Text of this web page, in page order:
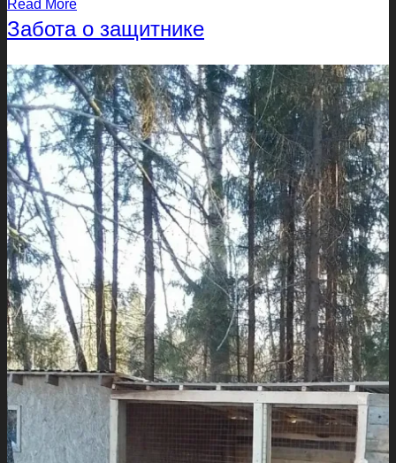
Read More
Забота о защитнике